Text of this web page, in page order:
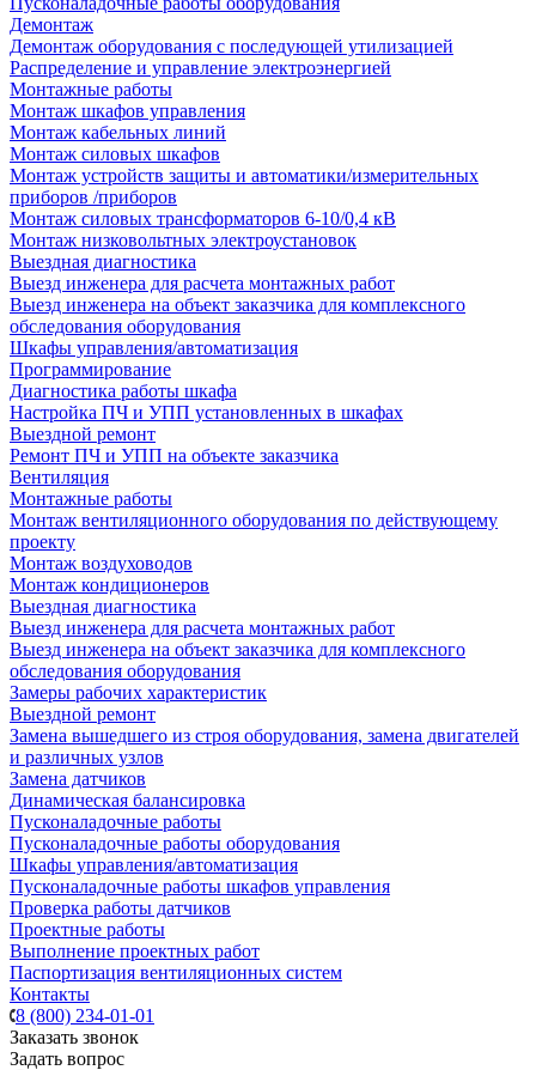
Демонтаж
Демонтаж оборудования с последующей утилизацией
Распределение и управление электроэнергией
Монтажные работы
Монтаж шкафов управления
Монтаж кабельных линий
Монтаж силовых шкафов
Монтаж устройств защиты и автоматики/измерительных
приборов /приборов
Монтаж силовых трансформаторов 6-10/0,4 кВ
Монтаж низковольтных электроустановок
Выездная диагностика
Выезд инженера для расчета монтажных работ
Выезд инженера на объект заказчика для комплексного
обследования оборудования
Шкафы управления/автоматизация
Программирование
Диагностика работы шкафа
Настройка ПЧ и УПП установленных в шкафах
Выездной ремонт
Ремонт ПЧ и УПП на объекте заказчика
Вентиляция
Монтажные работы
Монтаж вентиляционного оборудования по действующему
проекту
Монтаж воздуховодов
Монтаж кондиционеров
Выездная диагностика
Выезд инженера для расчета монтажных работ
Выезд инженера на объект заказчика для комплексного
обследования оборудования
Замеры рабочих характеристик
Выездной ремонт
Замена вышедшего из строя оборудования, замена двигателей
и различных узлов
Замена датчиков
Динамическая балансировка
Пусконаладочные работы
Пусконаладочные работы оборудования
Шкафы управления/автоматизация
Пусконаладочные работы шкафов управления
Проверка работы датчиков
Проектные работы
Выполнение проектных работ
Паспортизация вентиляционных систем
Контакты
8 (800) 234-01-01
Заказать звонок
Задать вопрос